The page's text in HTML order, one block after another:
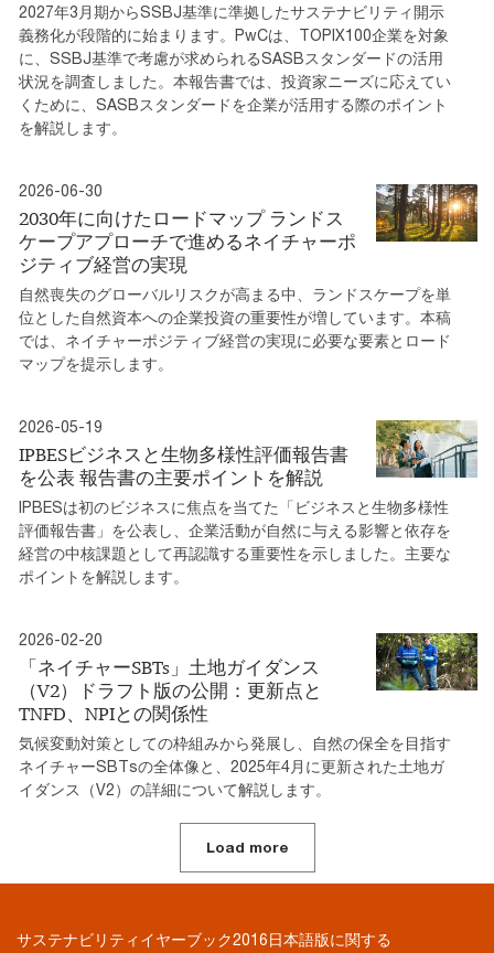
2027年3月期からSSBJ基準に準拠したサステナビリティ開示
義務化が段階的に始まります。PwCは、TOPIX100企業を対象
に、SSBJ基準で考慮が求められるSASBスタンダードの活用
状況を調査しました。本報告書では、投資家ニーズに応えてい
くために、SASBスタンダードを企業が活用する際のポイント
を解説します。
2026-06-30
2030年に向けたロードマップ ランドス
ケープアプローチで進めるネイチャーポ
ジティブ経営の実現
自然喪失のグローバルリスクが高まる中、ランドスケープを単
位とした自然資本への企業投資の重要性が増しています。本稿
では、ネイチャーポジティブ経営の実現に必要な要素とロード
マップを提示します。
2026-05-19
IPBESビジネスと生物多様性評価報告書
を公表 報告書の主要ポイントを解説
IPBESは初のビジネスに焦点を当てた「ビジネスと生物多様性
評価報告書」を公表し、企業活動が自然に与える影響と依存を
経営の中核課題として再認識する重要性を示しました。主要な
ポイントを解説します。
2026-02-20
「ネイチャーSBTs」土地ガイダンス
（V2）ドラフト版の公開：更新点と
TNFD、NPIとの関係性
気候変動対策としての枠組みから発展し、自然の保全を目指す
ネイチャーSBTsの全体像と、2025年4月に更新された土地ガ
イダンス（V2）の詳細について解説します。
Load more
サステナビリティイヤーブック2016日本語版に関する